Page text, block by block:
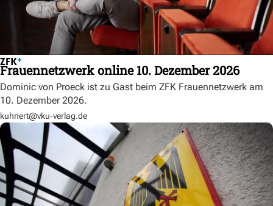
Frauennetzwerk online 10. Dezember 2026
Dominic von Proeck ist zu Gast beim ZFK Frauennetzwerk am
10. Dezember 2026.
kuhnert@vku-verlag.de